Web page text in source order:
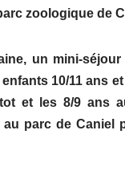
zoologique de
un mini-
10/11 ans
et les 8/9 ans
parc de Caniel